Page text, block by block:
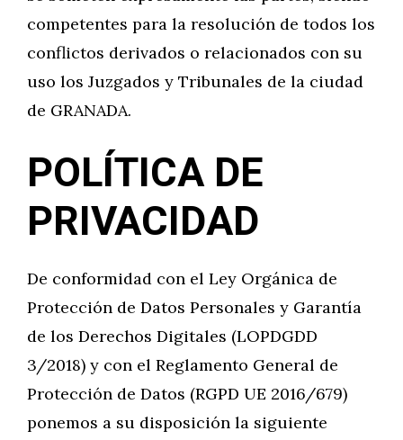
competentes para la resolución de todos los
conflictos derivados o relacionados con su
uso los Juzgados y Tribunales de la ciudad
de GRANADA.
POLÍTICA DE
PRIVACIDAD
De conformidad con el Ley Orgánica de
Protección de Datos Personales y Garantía
de los Derechos Digitales (LOPDGDD
3/2018) y con el Reglamento General de
Protección de Datos (RGPD UE 2016/679)
ponemos a su disposición la siguiente